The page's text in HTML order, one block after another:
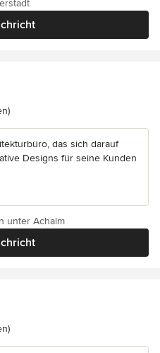
von 5 Sternen
das sich darauf
Designs für seine Kunden
unter Achalm
von 5 Sternen